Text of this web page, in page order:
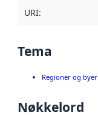
URI:
Tema
Regioner og byer
Nøkkelord